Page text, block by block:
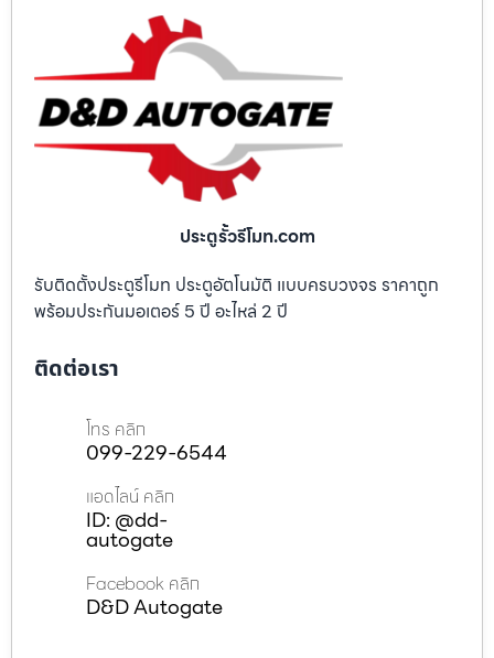
ประตูรั้วรีโมท.com
รับติดตั้งประตูรีโมท ประตูอัตโนมัติ แบบครบวงจร ราคาถูก
พร้อมประกันมอเตอร์ 5 ปี อะไหล่ 2 ปี
ติดต่อเรา
โทร คลิก
099-229-6544
แอดไลน์ คลิก
ID: @dd-
autogate
Facebook คลิก
D&D Autogate